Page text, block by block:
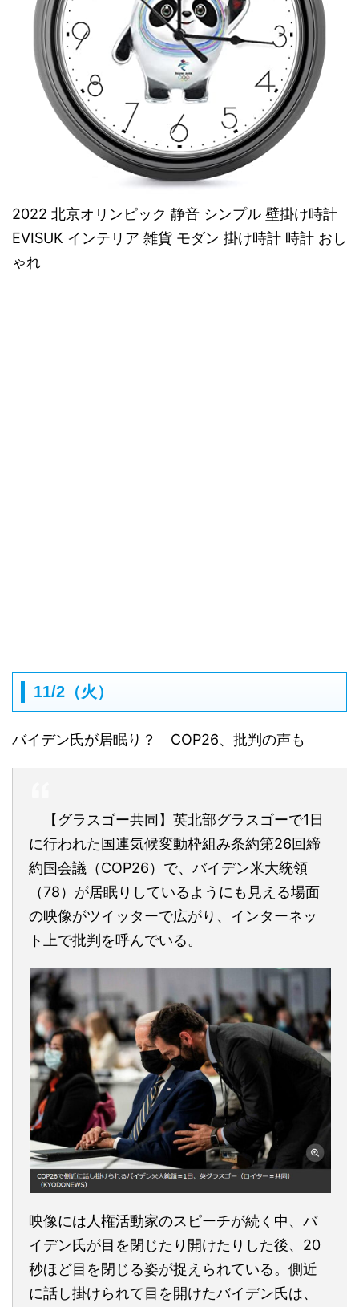
2022 北京オリンピック 静音 シンプル 壁掛け時計
EVISUK インテリア 雑貨 モダン 掛け時計 時計 おし
ゃれ
11/2（火）
バイデン氏が居眠り？ COP26、批判の声も
【グラスゴー共同】英北部グラスゴーで1日
に行われた国連気候変動枠組み条約第26回締
約国会議（COP26）で、バイデン米大統領
（78）が居眠りしているようにも見える場面
の映像がツイッターで広がり、インターネッ
ト上で批判を呼んでいる。
映像には人権活動家のスピーチが続く中、バ
イデン氏が目を閉じたり開けたりした後、20
秒ほど目を閉じる姿が捉えられている。側近
に話し掛けられて目を開けたバイデン氏は、